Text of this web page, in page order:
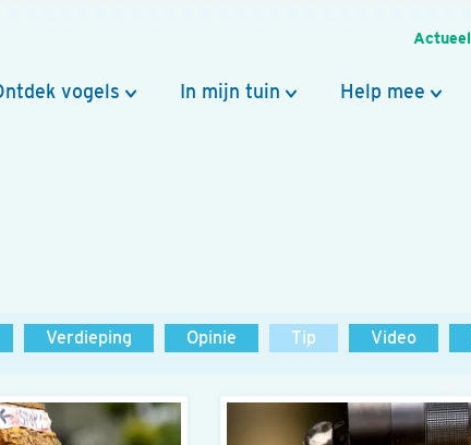
Actueel
vogels In mijn tuin Help mee
Verdieping Opinie Tip Video